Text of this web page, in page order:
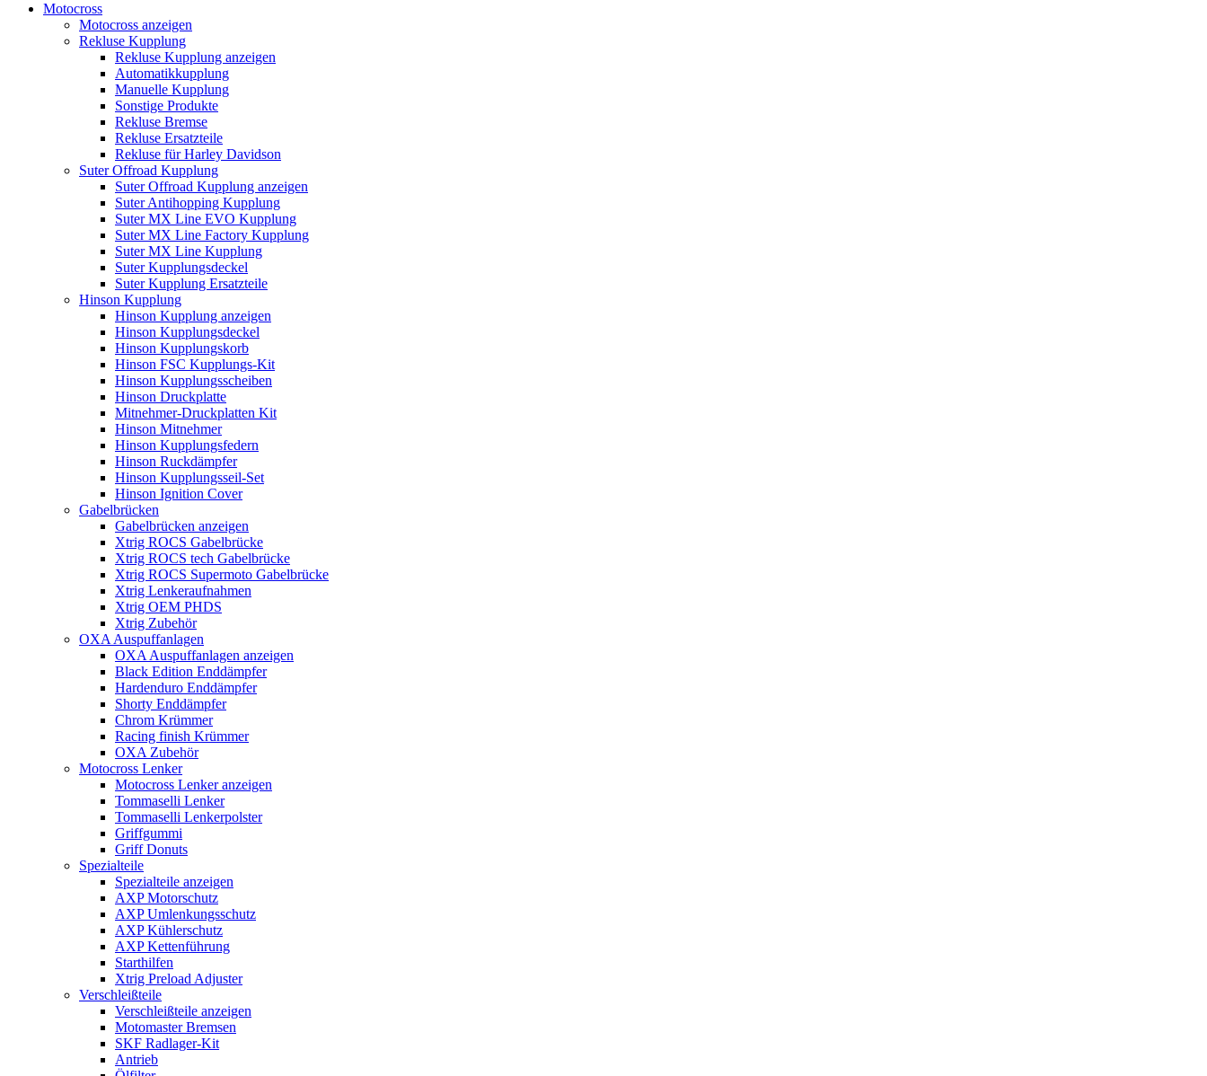
Motocross
Motocross anzeigen
Rekluse Kupplung
Rekluse Kupplung anzeigen
Automatikkupplung
Manuelle Kupplung
Sonstige Produkte
Rekluse Bremse
Rekluse Ersatzteile
Rekluse für Harley Davidson
Suter Offroad Kupplung
Suter Offroad Kupplung anzeigen
Suter Antihopping Kupplung
Suter MX Line EVO Kupplung
Suter MX Line Factory Kupplung
Suter MX Line Kupplung
Suter Kupplungsdeckel
Suter Kupplung Ersatzteile
Hinson Kupplung
Hinson Kupplung anzeigen
Hinson Kupplungsdeckel
Hinson Kupplungskorb
Hinson FSC Kupplungs-Kit
Hinson Kupplungsscheiben
Hinson Druckplatte
Mitnehmer-Druckplatten Kit
Hinson Mitnehmer
Hinson Kupplungsfedern
Hinson Ruckdämpfer
Hinson Kupplungsseil-Set
Hinson Ignition Cover
Gabelbrücken
Gabelbrücken anzeigen
Xtrig ROCS Gabelbrücke
Xtrig ROCS tech Gabelbrücke
Xtrig ROCS Supermoto Gabelbrücke
Xtrig Lenkeraufnahmen
Xtrig OEM PHDS
Xtrig Zubehör
OXA Auspuffanlagen
OXA Auspuffanlagen anzeigen
Black Edition Enddämpfer
Hardenduro Enddämpfer
Shorty Enddämpfer
Chrom Krümmer
Racing finish Krümmer
OXA Zubehör
Motocross Lenker
Motocross Lenker anzeigen
Tommaselli Lenker
Tommaselli Lenkerpolster
Griffgummi
Griff Donuts
Spezialteile
Spezialteile anzeigen
AXP Motorschutz
AXP Umlenkungsschutz
AXP Kühlerschutz
AXP Kettenführung
Starthilfen
Xtrig Preload Adjuster
Verschleißteile
Verschleißteile anzeigen
Motomaster Bremsen
SKF Radlager-Kit
Antrieb